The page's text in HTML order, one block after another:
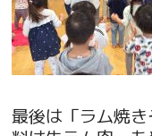
最後は「ラム焼